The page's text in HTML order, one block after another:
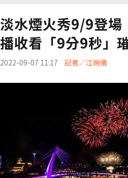
淡水煙火秀9/9登場
播收看「9分9秒」
2022-09-07 11:17 記者／江婉儀